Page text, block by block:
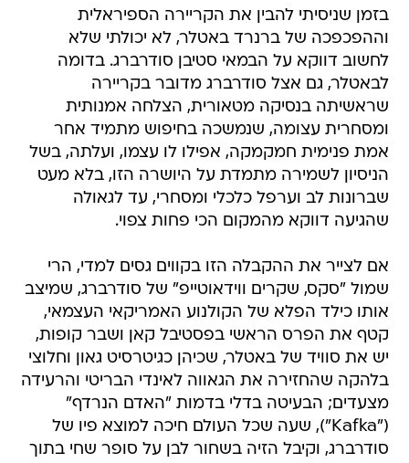
בזמן שניסיתי להבין את הקריירה הספיראלית
וההפכפכה של ברנרד באטלר, לא יכולתי שלא
לחשוב דווקא על הבמאי סטיבן סודרברג. בדומה
לבאטלר, גם אצל סודרברג מדובר בקריירה
שראשיתה בנסיקה מטאורית, הצלחה אמנותית
ומסחרית עצומה, שנמשכה בחיפוש מתמיד אחר
אמת פנימית חמקמקה, אפילו לו עצמו, ועלתה, בשל
הניסיון לשמירה מתמדת על היושרה הזו, בלא מעט
שברונות לב וערפל כלכלי ומסחרי, עד לגאולה
שהגיעה דווקא מהמקום הכי פחות צפוי.
אם לצייר את ההקבלה הזו בקווים גסים למדי, הרי
שמול "סקס, שקרים ווידאוטייפ" של סודרברג, שמיצב
אותו כילד הפלא של הקולנוע האמריקאי העצמאי,
קטף את הפרס הראשי בפסטיבל קאן ושבר קופות,
יש את סוויד של באטלר, שכיהן כגיטרסיט גאון וחלוצי
בלהקה שהחזירה את הגאווה לאינדי הבריטי והרעידה
מצעדים; הבעיטה בדלי בדמות "האדם הנרדף"
("Kafka"), שעה שכל העולם חיכה למוצא פיו של
סודרברג, וקיבל הזיה בשחור לבן על סופר שחי בתוך